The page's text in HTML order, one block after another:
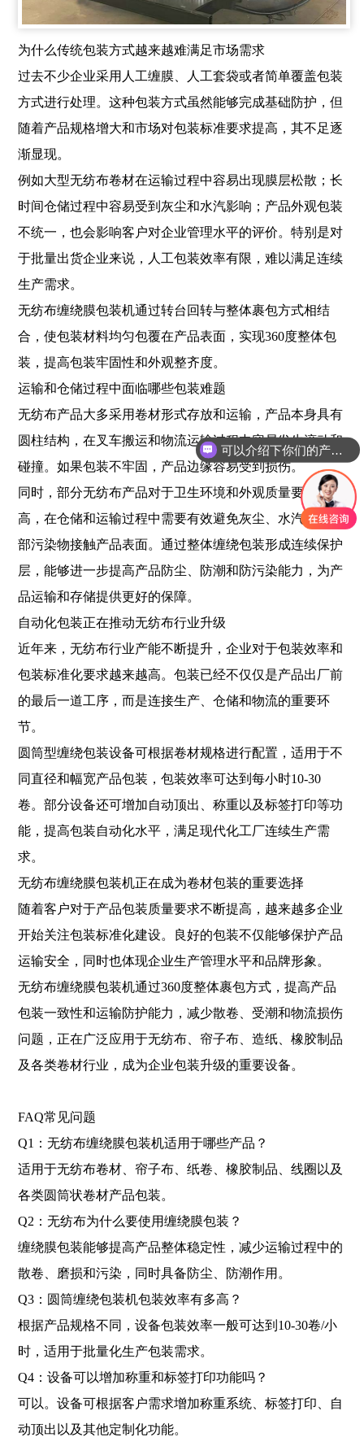
为什么传统包装方式越来越难满足市场需求
过去不少企业采用人工缠膜、人工套袋或者简单覆盖包装
方式进行处理。这种包装方式虽然能够完成基础防护，但
随着产品规格增大和市场对包装标准要求提高，其不足逐
渐显现。
例如大型无纺布卷材在运输过程中容易出现膜层松散；长
时间仓储过程中容易受到灰尘和水汽影响；产品外观包装
不统一，也会影响客户对企业管理水平的评价。特别是对
于批量出货企业来说，人工包装效率有限，难以满足连续
生产需求。
无纺布缠绕膜包装机通过转台回转与整体裹包方式相结
合，使包装材料均匀包覆在产品表面，实现360度整体包
装，提高包装牢固性和外观整齐度。
运输和仓储过程中面临哪些包装难题
无纺布产品大多采用卷材形式存放和运输，产品本身具有
圆柱结构，在叉车搬运和物流运输过程中容易发生滚动和
碰撞。如果包装不牢固，产品边缘容易受到损伤。
同时，部分无纺布产品对于卫生环境和外观质量要求较
高，在仓储和运输过程中需要有效避免灰尘、水汽以及外
部污染物接触产品表面。通过整体缠绕包装形成连续保护
层，能够进一步提高产品防尘、防潮和防污染能力，为产
品运输和存储提供更好的保障。
自动化包装正在推动无纺布行业升级
近年来，无纺布行业产能不断提升，企业对于包装效率和
包装标准化要求越来越高。包装已经不仅仅是产品出厂前
的最后一道工序，而是连接生产、仓储和物流的重要环
节。
圆筒型缠绕包装设备可根据卷材规格进行配置，适用于不
同直径和幅宽产品包装，包装效率可达到每小时10-30
卷。部分设备还可增加自动顶出、称重以及标签打印等功
能，提高包装自动化水平，满足现代化工厂连续生产需
求。
无纺布缠绕膜包装机正在成为卷材包装的重要选择
随着客户对于产品包装质量要求不断提高，越来越多企业
开始关注包装标准化建设。良好的包装不仅能够保护产品
运输安全，同时也体现企业生产管理水平和品牌形象。
无纺布缠绕膜包装机通过360度整体裹包方式，提高产品
包装一致性和运输防护能力，减少散卷、受潮和物流损伤
问题，正在广泛应用于无纺布、帘子布、造纸、橡胶制品
及各类卷材行业，成为企业包装升级的重要设备。
FAQ常见问题
Q1：无纺布缠绕膜包装机适用于哪些产品？
适用于无纺布卷材、帘子布、纸卷、橡胶制品、线圈以及
各类圆筒状卷材产品包装。
Q2：无纺布为什么要使用缠绕膜包装？
缠绕膜包装能够提高产品整体稳定性，减少运输过程中的
散卷、磨损和污染，同时具备防尘、防潮作用。
Q3：圆筒缠绕包装机包装效率有多高？
根据产品规格不同，设备包装效率一般可达到10-30卷/小
时，适用于批量化生产包装需求。
Q4：设备可以增加称重和标签打印功能吗？
可以。设备可根据客户需求增加称重系统、标签打印、自
动顶出以及其他定制化功能。
可以介绍下你们的产品么？